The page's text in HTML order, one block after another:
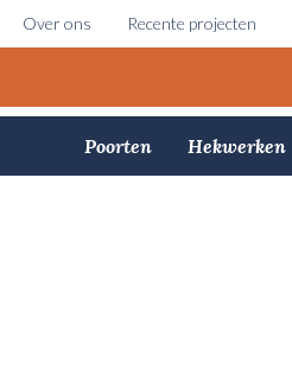
Over ons Recente projecten
Poorten Hekwerken